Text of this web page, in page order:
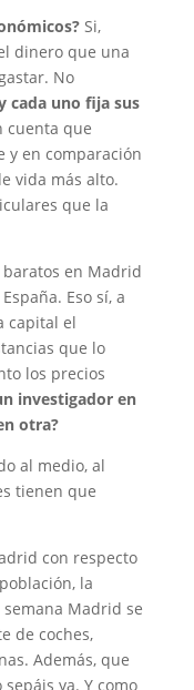
Si,
dinero que una
No
cada uno fija sus
cuenta que
y en comparación
vida más alto.
que la
en Madrid
Eso sí, a
capital el
que lo
los precios
investigador en
otra?
al medio, al
tienen que
con respecto
la
Madrid se
de coches,
Además, que
ya. Y como